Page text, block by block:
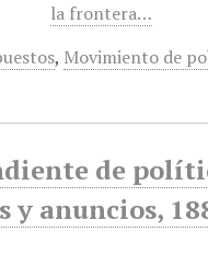
la frontera…
, Movimiento de
de
anuncios,